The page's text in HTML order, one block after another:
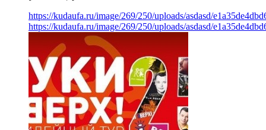
https://kudaufa.ru/image/269/250/uploads/asdasd/
https://kudaufa.ru/image/269/250/uploads/asdasd/